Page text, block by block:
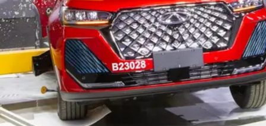
CHERY И СПОРТ
НАШИ МЕРОПРИЯТИЯ
ВИДЕООБЗОРЫ
CHERY ДЛЯ ДЕТЕЙ